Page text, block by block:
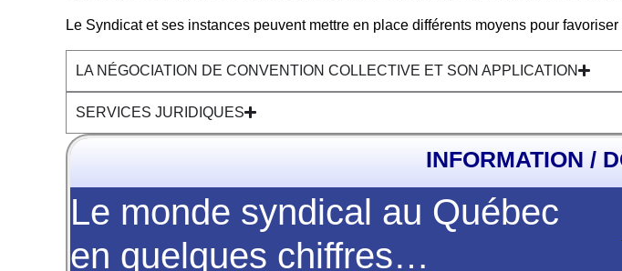
Le Syndicat et ses instances peuvent mettre en place différents moyens pour
LA NÉGOCIATION DE CONVENTION COLLECTIVE ET SON APPLICATION
SERVICES JURIDIQUES
INFORMATION /
Le monde syndical au Québec
en quelques chiffres…